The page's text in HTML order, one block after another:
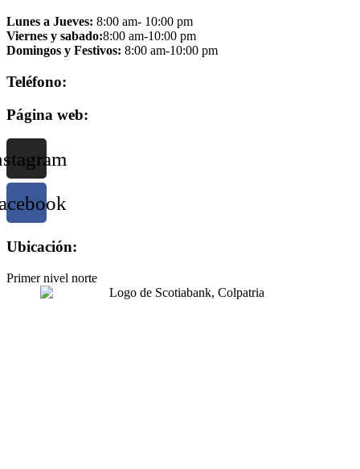
Lunes a Jueves: 8:00 am- 10:00 pm
Viernes y sabado:8:00 am-10:00 pm
Domingos y Festivos: 8:00 am-10:00 pm
Teléfono:
Página web:
Ubicación:
Primer nivel norte